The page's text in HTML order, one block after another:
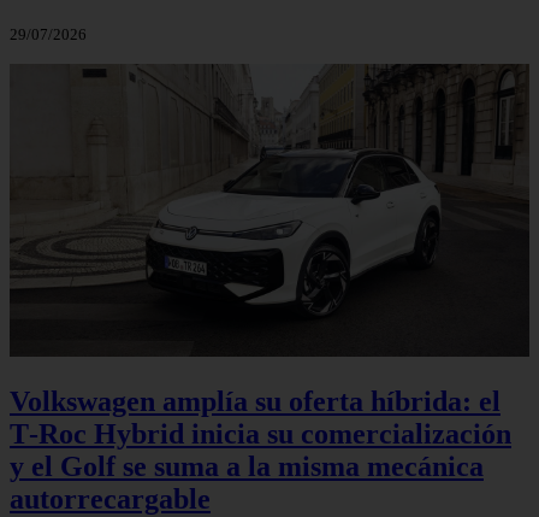
29/07/2026
Volkswagen amplía su oferta híbrida: el
T‑Roc Hybrid inicia su comercialización
y el Golf se suma a la misma mecánica
autorrecargable